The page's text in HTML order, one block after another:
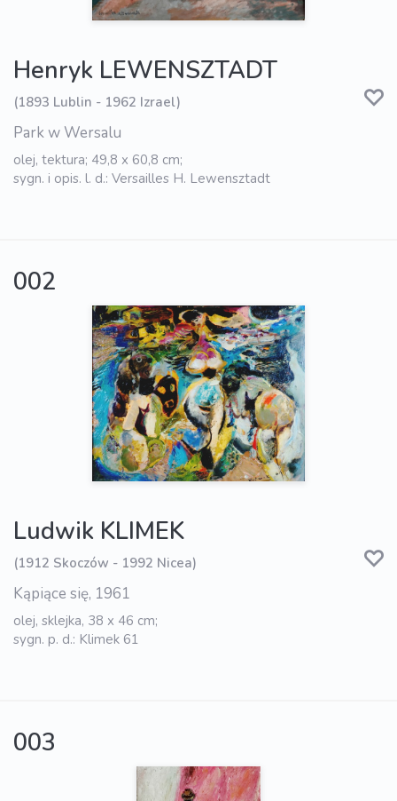
Henryk LEWENSZTADT
(1893 Lublin - 1962 Izrael)
Park w Wersalu
olej, tektura; 49,8 x 60,8 cm;
sygn. i opis. l. d.: Versailles H. Lewensztadt
002
Ludwik KLIMEK
(1912 Skoczów - 1992 Nicea)
Kąpiące się, 1961
olej, sklejka, 38 x 46 cm;
sygn. p. d.: Klimek 61
003